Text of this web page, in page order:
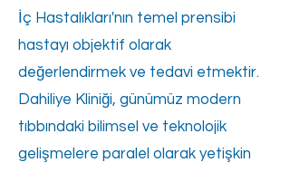
İç Hastalıkları'nın temel prensibi
hastayı objektif olarak
değerlendirmek ve tedavi etmektir.
Dahiliye Kliniği, günümüz modern
tıbbındaki bilimsel ve teknolojik
gelişmelere paralel olarak yetişkin